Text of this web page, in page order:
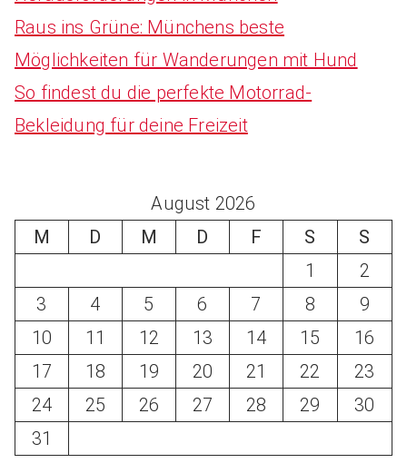
Raus ins Grüne: Münchens beste
Möglichkeiten für Wanderungen mit Hund
So findest du die perfekte Motorrad-
Bekleidung für deine Freizeit
August 2026
M
D M D F S
S
1
2
3
4 5 6 7 8
9
10
11 12 13 14 15
16
17
18 19 20 21 22
23
24
25 26 27 28 29
30
31